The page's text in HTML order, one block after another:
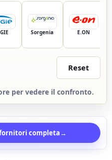
Sorgenia E.ON
Reset
per vedere il confronto.
completa→